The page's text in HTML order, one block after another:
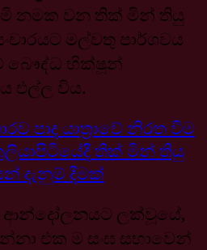
නමක වන තික් මින් තියු
මල්වතු පාර්ශවය
බෞද්ධ භික්ෂූන්
එල්ල විය.
පාද යාත්‍රාවේ නිරත වීම
තික් මින් තියු
දැනුම් දීමක්
ලක්වූයේ,
එක ම සංඝ සභාවෙන්